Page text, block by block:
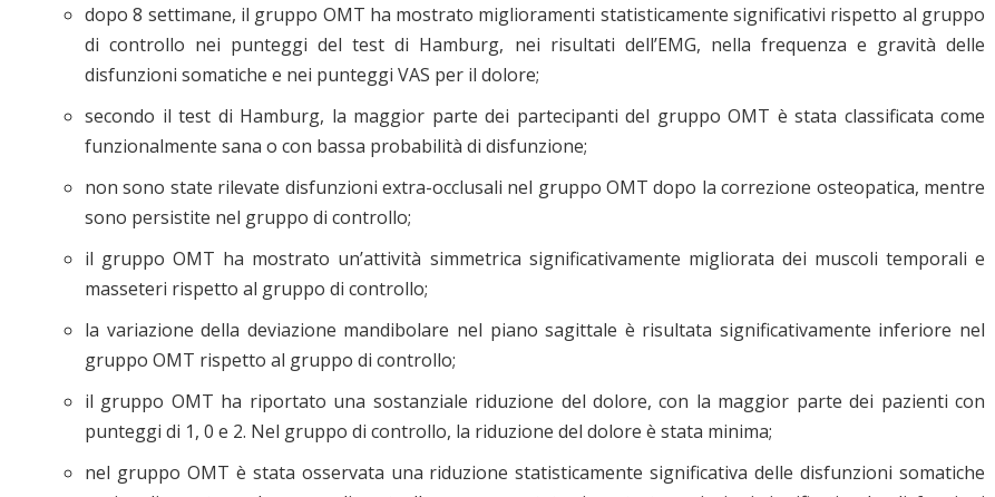
dopo 8 settimane, il gruppo OMT ha mostrato miglioramenti statisticamente significativi rispetto al gruppo
di controllo nei punteggi del test di Hamburg, nei risultati dell’EMG, nella frequenza e gravità delle
disfunzioni somatiche e nei punteggi VAS per il dolore;
secondo il test di Hamburg, la maggior parte dei partecipanti del gruppo OMT è stata classificata come
funzionalmente sana o con bassa probabilità di disfunzione;
non sono state rilevate disfunzioni extra-occlusali nel gruppo OMT dopo la correzione osteopatica, mentre
sono persistite nel gruppo di controllo;
il gruppo OMT ha mostrato un’attività simmetrica significativamente migliorata dei muscoli temporali e
masseteri rispetto al gruppo di controllo;
la variazione della deviazione mandibolare nel piano sagittale è risultata significativamente inferiore nel
gruppo OMT rispetto al gruppo di controllo;
il gruppo OMT ha riportato una sostanziale riduzione del dolore, con la maggior parte dei pazienti con
punteggi di 1, 0 e 2. Nel gruppo di controllo, la riduzione del dolore è stata minima;
nel gruppo OMT è stata osservata una riduzione statisticamente significativa delle disfunzioni somatiche